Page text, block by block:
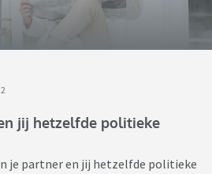
jij hetzelfde politieke
je partner en jij hetzelfde politieke